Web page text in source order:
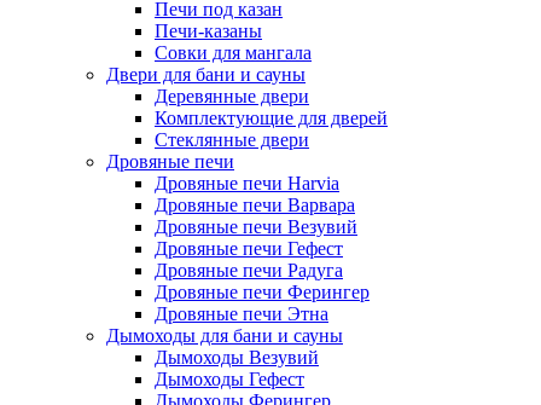
Печи под казан
Печи-казаны
Совки для мангала
Двери для бани и сауны
Деревянные двери
Комплектующие для дверей
Стеклянные двери
Дровяные печи
Дровяные печи Harvia
Дровяные печи Варвара
Дровяные печи Везувий
Дровяные печи Гефест
Дровяные печи Радуга
Дровяные печи Ферингер
Дровяные печи Этна
Дымоходы для бани и сауны
Дымоходы Везувий
Дымоходы Гефест
Дымоходы Ферингер